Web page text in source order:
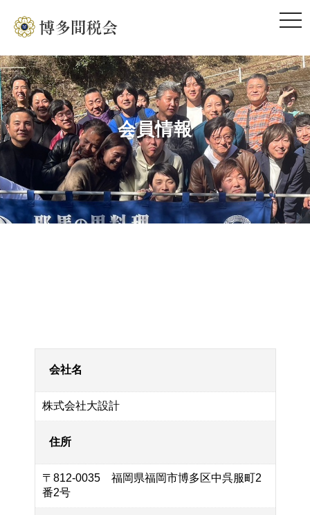
会員情報
会社名
株式会社大設計
住所
〒812-0035 福岡県福岡市博多区中呉服町2
番2号